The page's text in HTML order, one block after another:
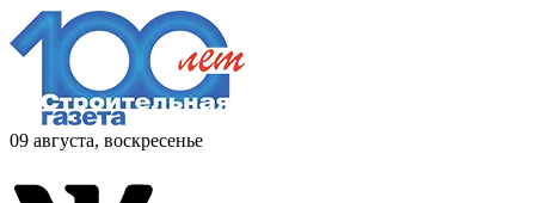
09 августа, воскресенье